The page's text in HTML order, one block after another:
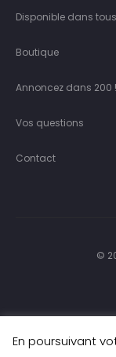
Disponible dans
Boutique
Annoncez dans 200 !
Vos questions
Contact
©
Charte de
En poursuivant